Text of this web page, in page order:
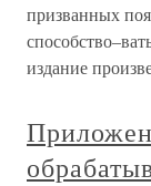
призванных
издание